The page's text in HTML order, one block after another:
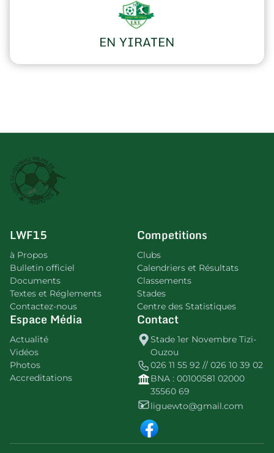
EN YIRATEN
LWF15
à Propos
Bulletin officiel
Documents
Textes et Réglements
Contactez-nous
Competitions
Clubs
Calendriers et Résultats
Classements
Stades
Centre des Statistiques
Espace Média
Actualité
Vidéos
Photos
Accreditations
Contact
Stade 1er Novembre Tizi-
Ouzou
026 11 55 92 // 026 10 39 02
BNA : 00100581 02000
35560 69
liguewto@gmail.com